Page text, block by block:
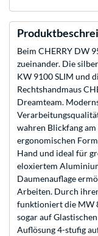
Beim CHERRY DW
zueinander. Die
KW 9100 SLIM und
Rechtshandmaus
Dreamteam.
wahren Blickfang
ergonomischen
Hand und ideal für
eloxiertem
Daumenauflage
Arbeiten. Durch
funktioniert die MW
sogar auf
Auflösung 4-stufig